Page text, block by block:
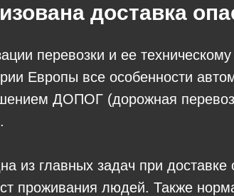
доставка
перевозки и ее
Европы все особенности
ДОПОГ (дорожная
из главных задач при
проживания людей. Также